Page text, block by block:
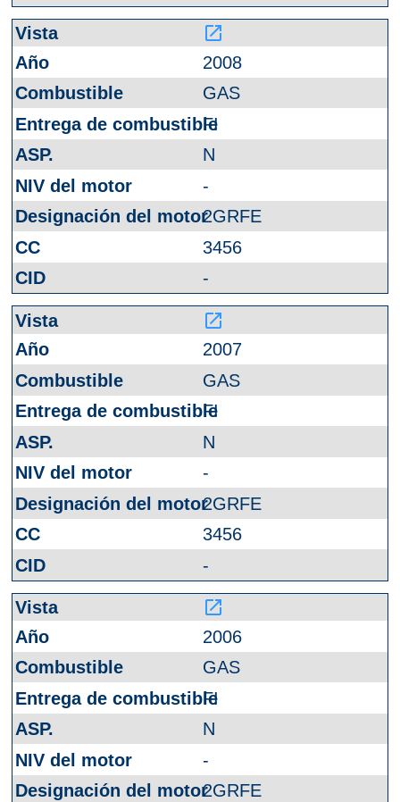
launch
2008
GAS
FI
N
-
2GRFE
3456
-
launch
2007
GAS
FI
N
-
2GRFE
3456
-
launch
2006
GAS
FI
N
-
2GRFE